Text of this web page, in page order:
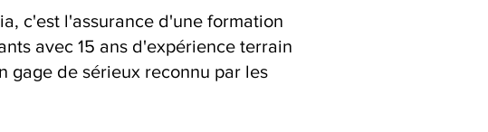
c'est l'assurance d'une formation
avec 15 ans d'expérience terrain
gage de sérieux reconnu par les